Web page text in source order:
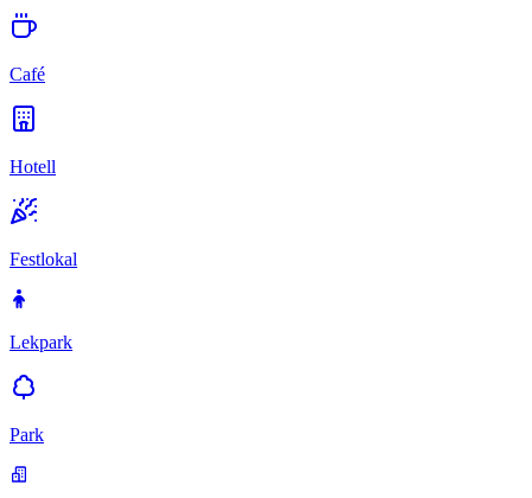
Café
Hotell
Festlokal
Lekpark
Park